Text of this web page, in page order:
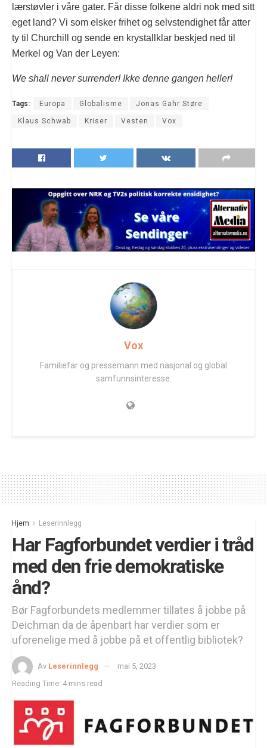
lærstøvler i våre gater. Får disse folkene aldri nok med sitt
eget land? Vi som elsker frihet og selvstendighet får atter
ty til Churchill og sende en krystallklar beskjed ned til
Merkel og Van der Leyen:
We shall never surrender! Ikke denne gangen heller!
Tags: Europa Globalisme Jonas Gahr Støre
Klaus Schwab Kriser Vesten Vox
Vox
Familiefar og pressemann med nasjonal og global
samfunnsinteresse.
Hjem Leserinnlegg
Har Fagforbundet verdier i tråd
med den frie demokratiske
ånd?
Bør Fagforbundets medlemmer tillates å jobbe på
Deichman da de åpenbart har verdier som er
uforenelige med å jobbe på et offentlig bibliotek?
Av Leserinnlegg
mai 5, 2023
Reading Time: 4 mins read